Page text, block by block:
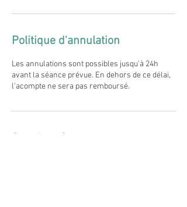
Politique d'annulation
Les annulations sont possibles jusqu'à 24h
avant la séance prévue. En dehors de ce délai,
l'acompte ne sera pas remboursé.